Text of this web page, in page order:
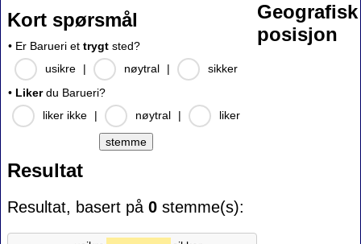
Kort spørsmål
• Er Barueri et trygt sted?
usikre
| nøytral |
sikker
• Likerdu Barueri?
liker ikke
| nøytral | liker
Resultat
Resultat, basert på 0 stemme(s):
Geografisk
posisjon